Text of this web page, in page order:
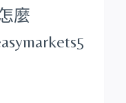
麼